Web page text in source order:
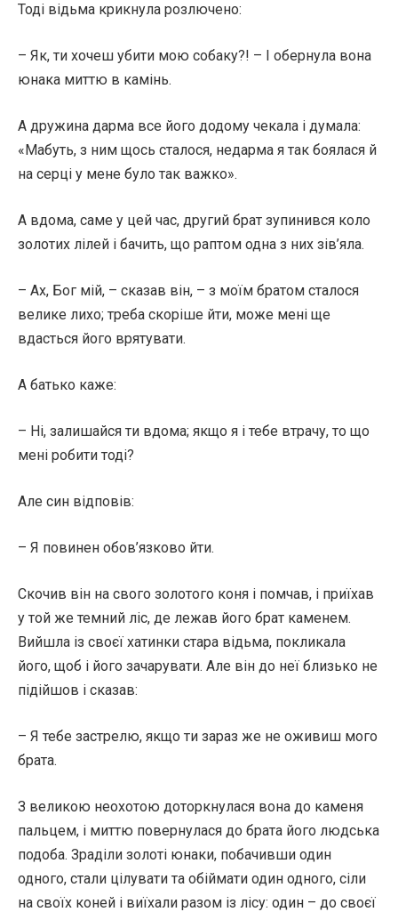
Тоді відьма крикнула розлючено:
– Як, ти хочеш убити мою собаку?! – І обернула вона
юнака миттю в камінь.
А дружина дарма все його додому чекала і думала:
«Мабуть, з ним щось сталося, недарма я так боялася й
на серці у мене було так важко».
А вдома, саме у цей час, другий брат зупинився коло
золотих лілей і бачить, що раптом одна з них зів’яла.
– Ах, Бог мій, – сказав він, – з моїм братом сталося
велике лихо; треба скоріше йти, може мені ще
вдасться його врятувати.
А батько каже:
– Ні, залишайся ти вдома; якщо я і тебе втрачу, то що
мені робити тоді?
Але син відповів:
– Я повинен обов’язково йти.
Скочив він на свого золотого коня і помчав, і приїхав
у той же темний ліс, де лежав його брат каменем.
Вийшла із своєї хатинки стара відьма, покликала
його, щоб і його зачарувати. Але він до неї близько не
підійшов і сказав:
– Я тебе застрелю, якщо ти зараз же не оживиш мого
брата.
З великою неохотою доторкнулася вона до каменя
пальцем, і миттю повернулася до брата його людська
подоба. Зраділи золоті юнаки, побачивши один
одного, стали цілувати та обіймати один одного, сіли
на своїх коней і виїхали разом із лісу: один – до своєї